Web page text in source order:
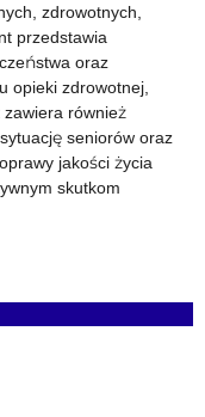
zdrowotnych,
przedstawia
oraz
opieki zdrowotnej,
również
seniorów oraz
jakości życia
skutkom